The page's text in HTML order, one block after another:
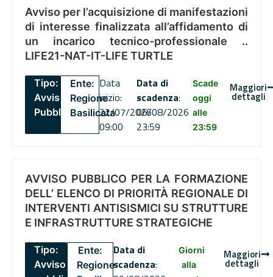
Avviso per l’acquisizione di manifestazioni
di interesse finalizzata all’affidamento di
un incarico tecnico-professionale ..
LIFE21-NAT-IT-LIFE TURTLE
Tipo:
Avviso
Pubblico
Ente:
Regione
Basilicata
Data
inizio:
22/07/2026
09:00
Data di
scadenza:
06/08/2026
23:59
Scade
oggi
alle
23:59
Maggiori
dettagli
AVVISO PUBBLICO PER LA FORMAZIONE
DELL’ ELENCO DI PRIORITÀ REGIONALE DI
INTERVENTI ANTISISMICI SU STRUTTURE
E INFRASTRUTTURE STRATEGICHE
Tipo:
Avviso
Ente:
Regione
Data di
scadenza:
Giorni
alla
Maggiori
dettagli